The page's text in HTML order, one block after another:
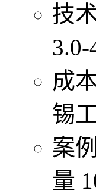
技
成
锡
案
量